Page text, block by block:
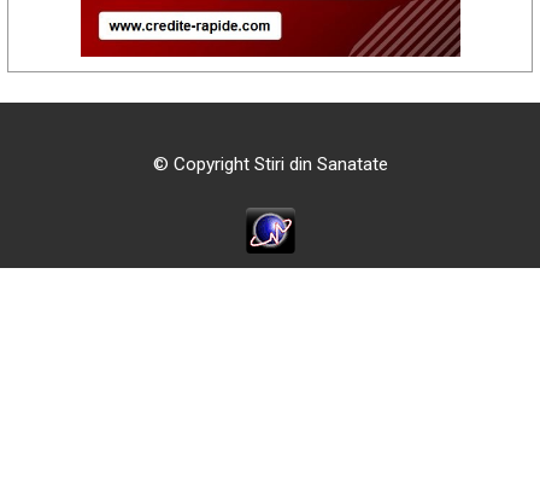
© Copyright Stiri din Sanatate